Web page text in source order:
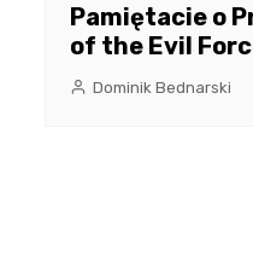
Pamiętacie o
of the Evil
Dominik Bednarski